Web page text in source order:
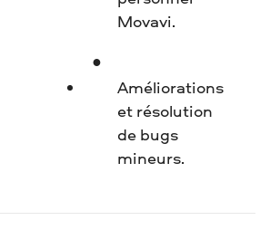
Movavi.
Améliorations
et résolution
de bugs
mineurs.